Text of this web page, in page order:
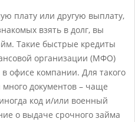
плату или другую выплату,
взять в долг, вы
Такие быстрые кредиты
организации (МФО)
офисе компании. Для такого
много документов – чаще
код и/или военный
о выдаче срочного займа